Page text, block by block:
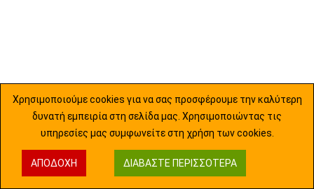
Χρησιμοποιούμε cookies για να σας προσφέρουμε την καλύτερη
δυνατή εμπειρία στη σελίδα μας. Χρησιμοποιώντας τις
υπηρεσίες μας συμφωνείτε στη χρήση των cookies.
ΑΠΟΔΟΧΉ ΔΙΑΒΆΣΤΕ ΠΕΡΙΣΣΌΤΕΡΑ